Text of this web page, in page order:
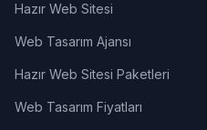
Hazır Web Sitesi
Web Tasarım Ajansı
Hazır Web Sitesi Paketleri
Web Tasarım Fiyatları